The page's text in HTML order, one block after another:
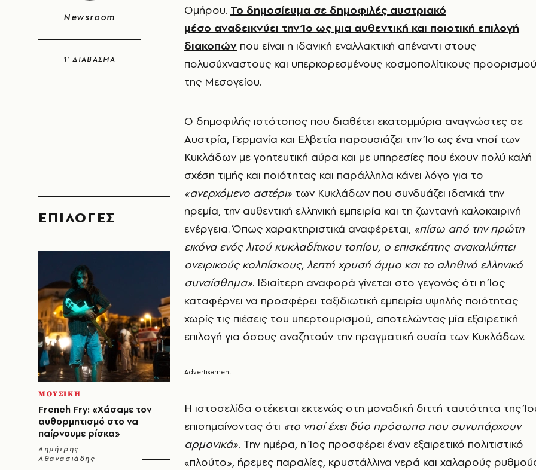
Newsroom
1’ ΔΙΑΒΑΣΜΑ
EΠΙΛΟΓΈΣ
ΜΟΥΣΙΚΗ
French Fry: «Χάσαμε τον
αυθορμητισμό στο να
παίρνουμε ρίσκα»
Δημήτρης
Αθανασιάδης
Ομήρου. Το δημοσίευμα σε δημοφιλές αυστριακό
μέσο αναδεικνύει την Ίο ως μια αυθεντική και ποιοτική επιλογή
διακοπών που είναι η ιδανική εναλλακτική απέναντι στους
πολυσύχναστους και υπερκορεσμένους κοσμοπολίτικους
της Μεσογείου.
Ο δημοφιλής ιστότοπος που διαθέτει εκατομμύρια αναγνώστες σε
Αυστρία, Γερμανία και Ελβετία παρουσιάζει την Ίο ως ένα νησί των
Κυκλάδων με γοητευτική αύρα και με υπηρεσίες που έχουν πολύ καλή
σχέση τιμής και ποιότητας και παράλληλα κάνει λόγο για το
«ανερχόμενο αστέρι» των Κυκλάδων που συνδυάζει ιδανικά την
ηρεμία, την αυθεντική ελληνική εμπειρία και τη ζωντανή καλοκαιρινή
ενέργεια. Όπως χαρακτηριστικά αναφέρεται, «πίσω από την πρώτη
εικόνα ενός λιτού κυκλαδίτικου τοπίου, ο επισκέπτης ανακαλύπτει
ονειρικούς κολπίσκους, λεπτή χρυσή άμμο και το αληθινό ελληνικό
συναίσθημα». Ιδιαίτερη αναφορά γίνεται στο γεγονός ότι η Ίος
καταφέρνει να προσφέρει ταξιδιωτική εμπειρία υψηλής ποιότητας
χωρίς τις πιέσεις του υπερτουρισμού, αποτελώντας μία εξαιρετική
επιλογή για όσους αναζητούν την πραγματική ουσία των Κυκλάδων.
Η ιστοσελίδα στέκεται εκτενώς στη μοναδική διττή ταυτότητα της
επισημαίνοντας ότι «το νησί έχει δύο πρόσωπα που συνυπάρχουν
αρμονικά». Την ημέρα, η Ίος προσφέρει έναν εξαιρετικό πολιτιστικό
«πλούτο», ήρεμες παραλίες, κρυστάλλινα νερά και χαλαρούς